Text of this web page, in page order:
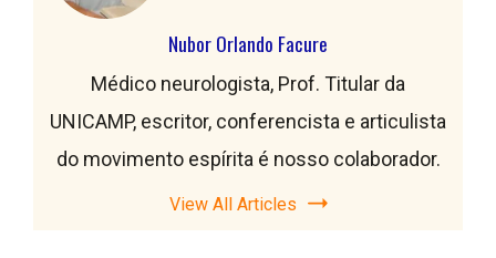
Nubor Orlando Facure
Médico neurologista, Prof. Titular da
UNICAMP, escritor, conferencista e articulista
do movimento espírita é nosso colaborador.
View All Articles